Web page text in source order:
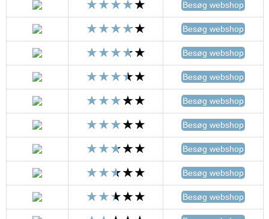
Besøg webshop
Besøg webshop
Besøg webshop
Besøg webshop
Besøg webshop
Besøg webshop
Besøg webshop
Besøg webshop
Besøg webshop